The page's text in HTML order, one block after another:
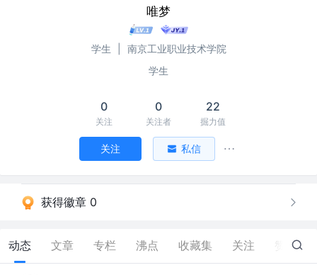
唯梦
学生
南京工业职业技术学院
学生
0
关注
0
关注者
22
掘力值
关注 私信
获得徽章 0
动态 文章 专栏 沸点 收藏集 关注 2